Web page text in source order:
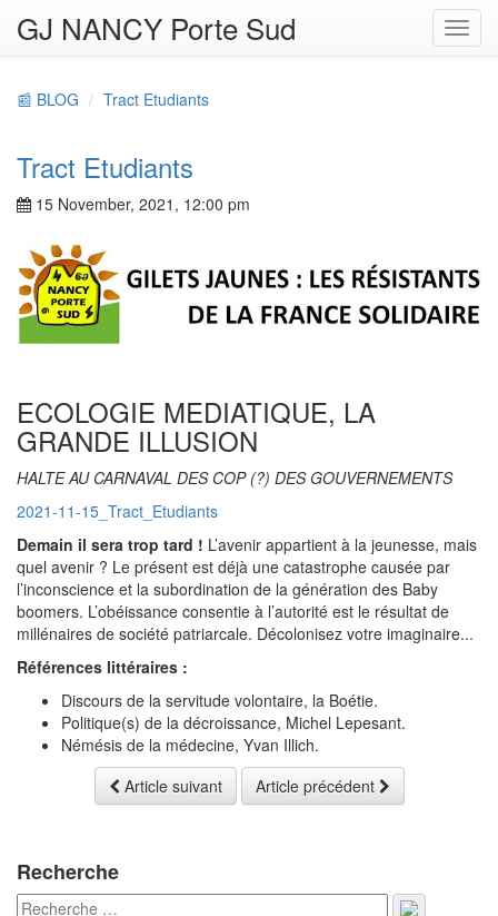
GJ NANCY Porte Sud
📰 BLOG Tract Etudiants
Tract Etudiants
15 November, 2021, 12:00 pm
ECOLOGIE MEDIATIQUE, LA
GRANDE ILLUSION
HALTE AU CARNAVAL DES COP (?) DES GOUVERNEMENTS
2021-11-15_Tract_Etudiants
Demain il sera trop tard ! L’avenir appartient à la jeunesse, mais
quel avenir ? Le présent est déjà une catastrophe causée par
l’inconscience et la subordination de la génération des Baby
boomers. L’obéissance consentie à l’autorité est le résultat de
millénaires de société patriarcale. Décolonisez votre imaginaire...
Références littéraires :
Discours de la servitude volontaire, la Boétie.
Politique(s) de la décroissance, Michel Lepesant.
Némésis de la médecine, Yvan Illich.
Article suivant
Article précédent
Recherche